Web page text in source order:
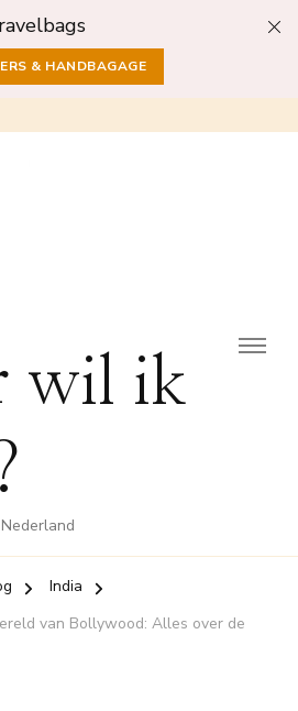
& HANDBAGAGE
wil ik
India
van Bollywood: Alles over de